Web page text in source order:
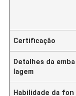
Certificação
Detalhes da emba
lagem
Habilidade da fon